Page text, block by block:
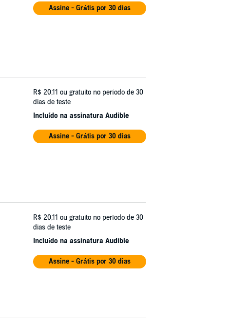
Assine - Grátis por 30 dias
R$ 20,11 ou gratuito no período de 30
dias de teste
Incluído na assinatura Audible
Assine - Grátis por 30 dias
R$ 20,11 ou gratuito no período de 30
dias de teste
Incluído na assinatura Audible
Assine - Grátis por 30 dias